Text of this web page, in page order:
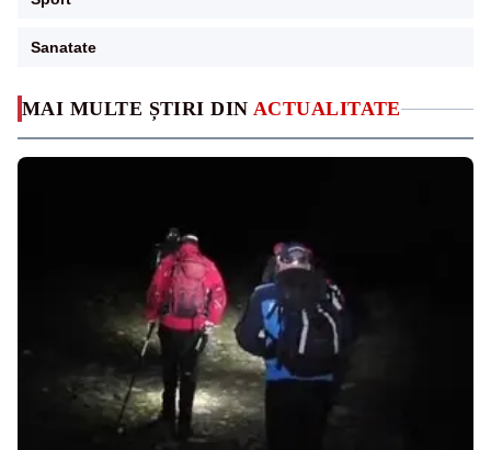
MAI MULTE ȘTIRI DIN ACTUALITATE
Sanatate